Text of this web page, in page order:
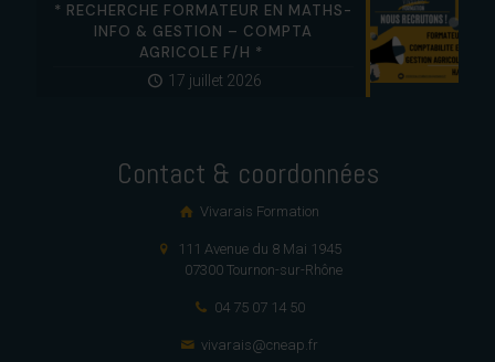
* RECHERCHE FORMATEUR EN MATHS-
INFO & GESTION – COMPTA
AGRICOLE F/H *
17 juillet 2026
Contact & coordonnées
Vivarais Formation
111 Avenue du 8 Mai 1945
07300 Tournon-sur-Rhône
04 75 07 14 50
vivarais@cneap.fr